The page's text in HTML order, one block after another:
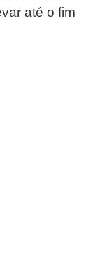
até o fim